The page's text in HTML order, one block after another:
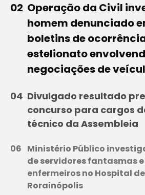
Operação da Civil
homem denunciado
boletins de
estelionato
negociações de
Divulgado resultado
concurso para cargos
técnico da Assembleia
Ministério Público
de servidores fantasmas
enfermeiros no Hospital de
Rorainópolis